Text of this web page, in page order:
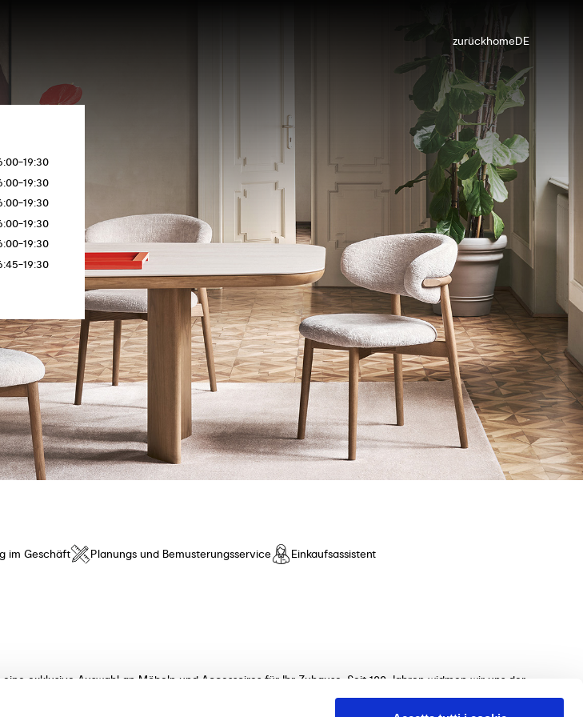
zurückhomeDE
19:30
19:30
19:30
19:30
19:30
19:30
im Geschäft Planungs und Bemusterungsservice Einkaufsassistent
exklusive Auswahl an Möbeln und Accessoires für Ihr Zuhause. Seit 100 Jahren widmen wir uns der
Komfort. Entdecken Sie unsere Kollektionen von Tischen, Stühlen, Betten, Sofas und